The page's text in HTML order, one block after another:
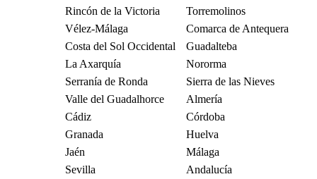
Rincón de la Victoria
Torremolinos
Vélez-Málaga
Comarca de Antequera
Costa del Sol Occidental
Guadalteba
La Axarquía
Nororma
Serranía de Ronda
Sierra de las Nieves
Valle del Guadalhorce
Almería
Cádiz
Córdoba
Granada
Huelva
Jaén
Málaga
Sevilla
Andalucía